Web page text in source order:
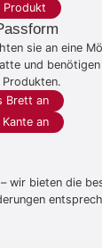
Produkt
sie an eine
und
Produkten.
Brett an
an
wir bieten die